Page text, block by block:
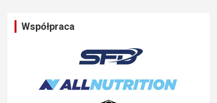
Współpraca